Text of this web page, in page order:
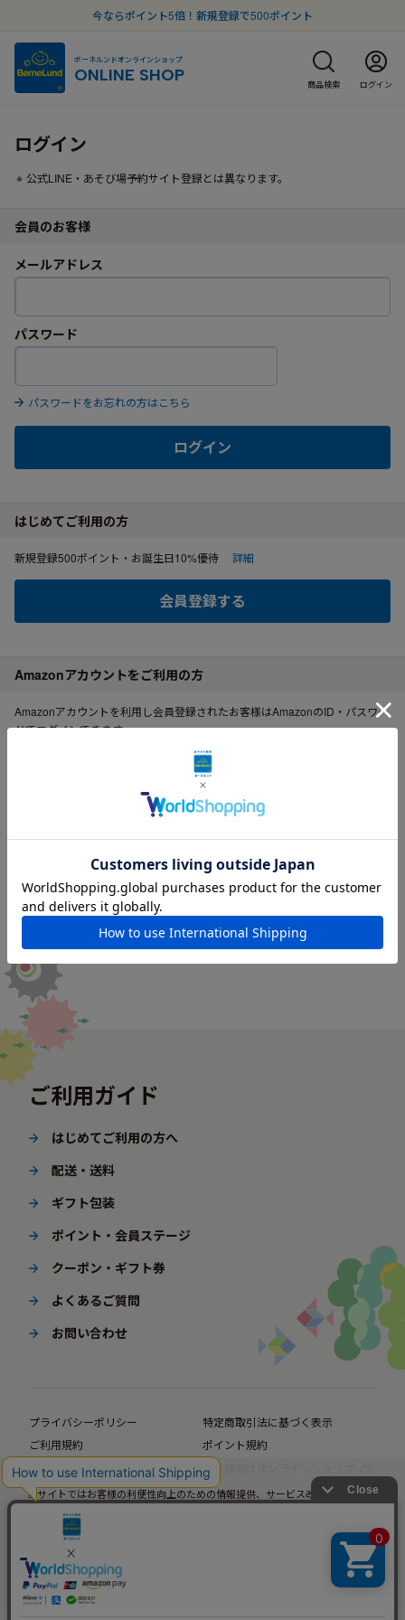
今ならポイント5倍！新規登録で500ポイント
ボーネルンドオンラインショップ
ONLINE SHOP 商品検索 ログイン
ログイン
公式LINE・あそび場予約サイト登録とは異なります。
会員のお客様
メールアドレス
パスワード
パスワードをお忘れの方はこちら
ログイン
はじめてご利用の方
新規登録500ポイント・お誕生日10%優待 詳細
会員登録する
Amazonアカウントをご利用の方
Amazonアカウントを利用し会員登録されたお客様はAmazonのID・パスワー
ドでログインできます。
ご利用ガイド
はじめてご利用の方へ
配送・送料
ギフト包装
ポイント・会員ステージ
クーポン・ギフト券
よくあるご質問
お問い合わせ
プライバシーポリシー
特定商取引法に基づく表示
ご利用規約
ポイント規約
企業サイト
法人様向けオンラインショップ
当サイトではお客様の利便性向上のための情報提供、サービス改善のための分
当サイトの閲覧を継続された場合、Cookieの使用にご同意いただいたものとみ
なします。
詳細については